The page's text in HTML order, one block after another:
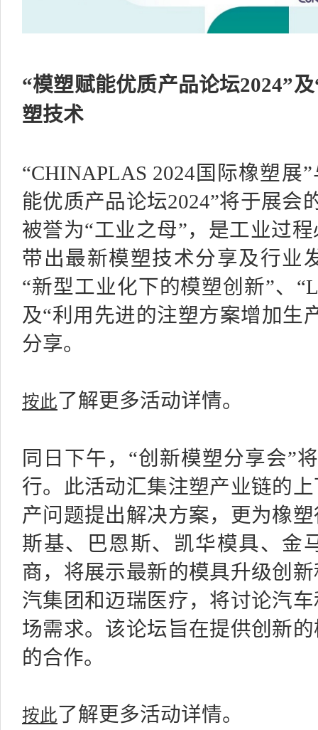
“模塑赋能优质产品论坛2024”
塑技术
“CHINAPLAS 2024国际橡塑
能优质产品论坛2024”将于展会
被誉为“工业之母”，是工业过
带出最新模塑技术分享及行业
“新型工业化下的模塑创新”、
及“利用先进的注塑方案增加生
分享。
按此了解更多活动详情。
同日下午，“创新模塑分享会”
行。此活动汇集注塑产业链的
产问题提出解决方案，更为橡
斯基、巴恩斯、凯华模具、金
商，将展示最新的模具升级创
汽集团和迈瑞医疗，将讨论汽
场需求。该论坛旨在提供创新
的合作。
按此了解更多活动详情。